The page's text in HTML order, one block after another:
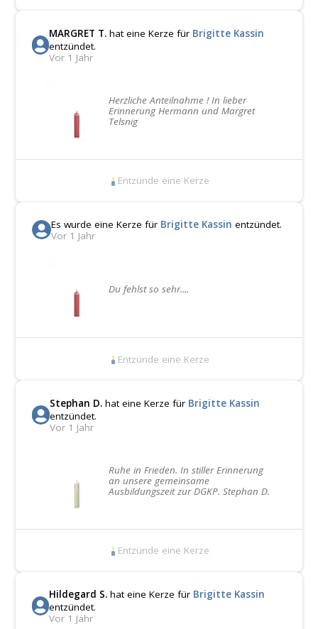
MARGRET T. hat eine Kerze für Brigitte Kassin
entzündet.
Vor 1 Jahr
Herzliche Anteilnahme ! In lieber
Erinnerung Hermann und Margret
Telsnig
Entzünde eine Kerze
Es wurde eine Kerze für Brigitte Kassin entzündet.
Vor 1 Jahr
Du fehlst so sehr....
Entzünde eine Kerze
Stephan D.hat eine Kerze für Brigitte Kassin
entzündet.
Vor 1 Jahr
Ruhe in Frieden. In stiller Erinnerung
an unsere gemeinsame
Ausbildungszeit zur DGKP. Stephan D.
Entzünde eine Kerze
Hildegard S. hat eine Kerze für Brigitte Kassin
entzündet.
Vor 1 Jahr